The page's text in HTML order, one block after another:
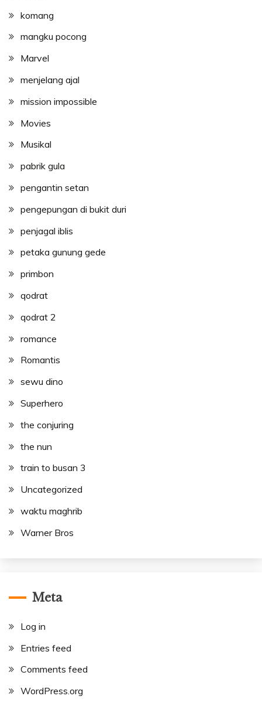
komang
mangku pocong
Marvel
menjelang ajal
mission impossible
Movies
Musikal
pabrik gula
pengantin setan
pengepungan di bukit duri
penjagal iblis
petaka gunung gede
primbon
qodrat
qodrat 2
romance
Romantis
sewu dino
Superhero
the conjuring
the nun
train to busan 3
Uncategorized
waktu maghrib
Warner Bros
Meta
Log in
Entries feed
Comments feed
WordPress.org